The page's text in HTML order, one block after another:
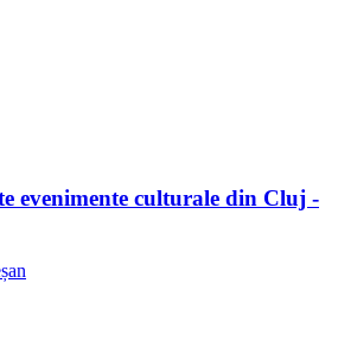
evenimente culturale din Cluj -